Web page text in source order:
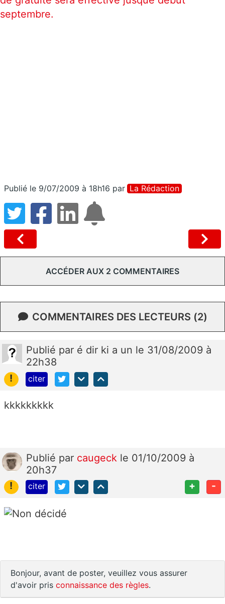
septembre.
Publié le 9/07/2009 à 18h16 par La Rédaction
ACCÉDER AUX 2 COMMENTAIRES
COMMENTAIRES DES LECTEURS (2)
Publié par é dir ki a un le 31/08/2009 à
22h38
!
citer
kkkkkkkkk
Publié par caugeck le 01/10/2009 à
20h37
!
citer + -
Bonjour, avant de poster, veuillez vous assurer
d'avoir pris connaissance des règles.